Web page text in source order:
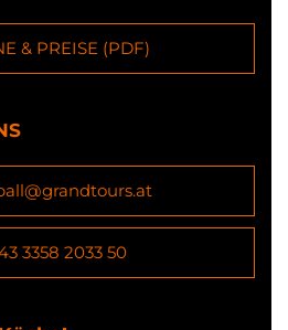
& PREISE (PDF)
3358 2033 50